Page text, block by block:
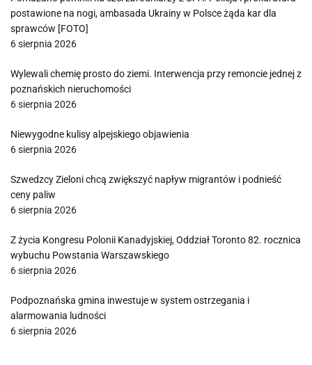
postawione na nogi, ambasada Ukrainy w Polsce żąda kar dla
sprawców [FOTO]
6 sierpnia 2026
Wylewali chemię prosto do ziemi. Interwencja przy remoncie jednej z
poznańskich nieruchomości
6 sierpnia 2026
Niewygodne kulisy alpejskiego objawienia
6 sierpnia 2026
Szwedzcy Zieloni chcą zwiększyć napływ migrantów i podnieść
ceny paliw
6 sierpnia 2026
Z życia Kongresu Polonii Kanadyjskiej, Oddział Toronto 82. rocznica
wybuchu Powstania Warszawskiego
6 sierpnia 2026
Podpoznańska gmina inwestuje w system ostrzegania i
alarmowania ludności
6 sierpnia 2026